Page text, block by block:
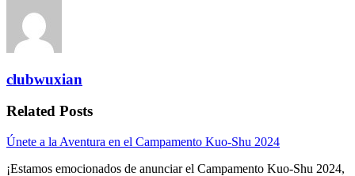
clubwuxian
Related Posts
Únete a la Aventura en el Campamento Kuo-Shu 2024
¡Estamos emocionados de anunciar el Campamento Kuo-Shu 2024,